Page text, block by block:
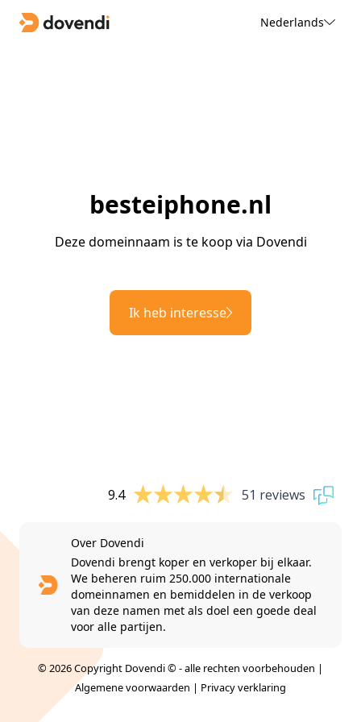
Nederlands
besteiphone.nl
Deze domeinnaam is te koop via Dovendi
Ik heb interesse
9.4 51 reviews
Over Dovendi
Dovendi brengt koper en verkoper bij elkaar.
We beheren ruim 250.000 internationale
domeinnamen en bemiddelen in de verkoop
van deze namen met als doel een goede deal
voor alle partijen.
© 2026 Copyright Dovendi © - alle rechten voorbehouden |
Algemene voorwaarden | Privacy verklaring